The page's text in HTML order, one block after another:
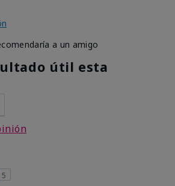
a un amigo
útil esta
5